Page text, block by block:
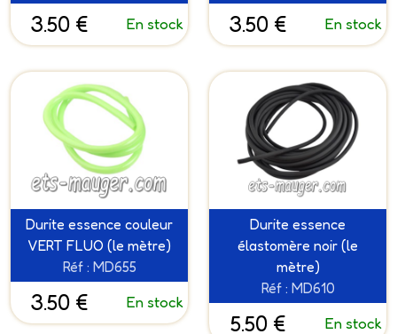
3.50 € En stock 3.50 € En stock
Durite essence couleur
VERT FLUO (le mètre)
Réf : MD655
3.50 € En stock
Durite essence
élastomère noir (le
mètre)
Réf : MD610
5.50 € En stock